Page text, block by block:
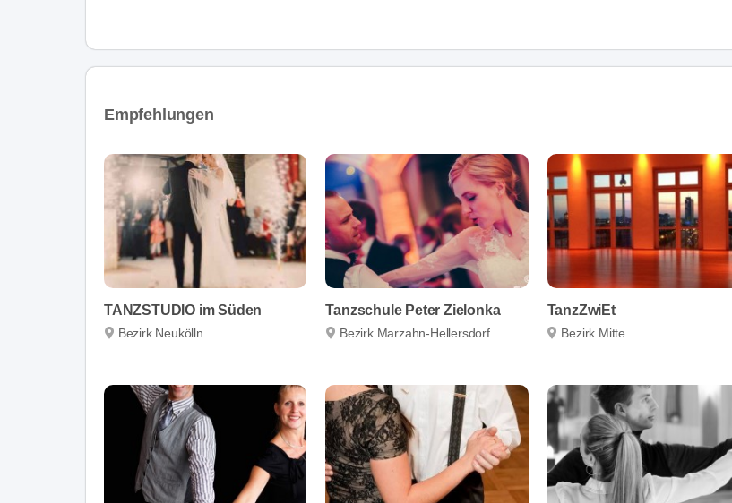
Empfehlungen
TANZSTUDIO im Süden
Bezirk Neukölln
Tanzschule Peter Zielonka
Bezirk Marzahn-Hellersdorf
TanzZwiEt
Bezirk Mitte